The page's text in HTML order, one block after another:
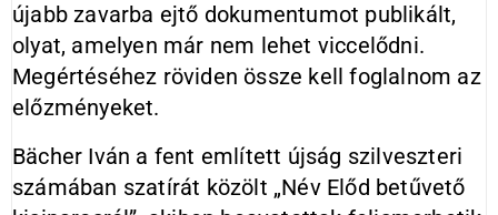
újabb zavarba ejtő dokumentumot publikált,
olyat, amelyen már nem lehet viccelődni.
Megértéséhez röviden össze kell foglalnom az
előzményeket.
Bächer Iván a fent említett újság szilveszteri
számában szatírát közölt „Név Előd betűvető